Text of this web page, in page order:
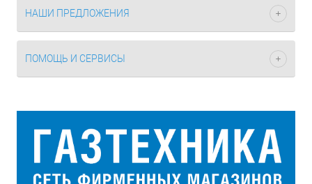
НАШИ ПРЕДЛОЖЕНИЯ
ПОМОЩЬ И СЕРВИСЫ